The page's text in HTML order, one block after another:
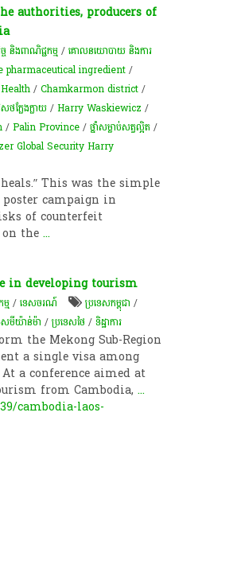
authorities, producers of
ច និងពាណិជ្ជកម្ម/គោលនយោបាយ និងការ
pharmaceutical ingredient/
/Chamkarmon district/
ថ​ក្លែងក្លាយ/Harry Waskiewicz /
/Palin Province/​ថ្នាំ​សម្លាប់​សត្វ​ល្អិត/
Global Security Harry
This was the simple
poster campaign in
of counterfeit
on the...
in developing tourism
ម/ទេសចរណ៍ ប្រទេសកម្ពុជា /
សមីយ៉ាន់ម៉ា /ប្រទេសថៃ /ទិដ្ឋាការ
the Mekong Sub-Region
a single visa among
a conference aimed at
from Cambodia,...
cambodia-laos-